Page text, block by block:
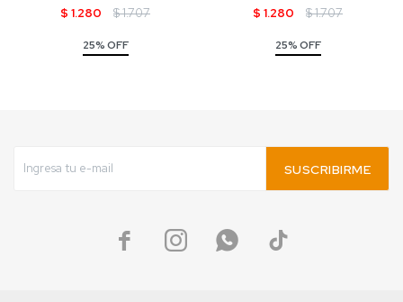
$ 1.280 $1.707
25% OFF
$ 1.280 $1.707
25% OFF
SUSCRIBIRME
   